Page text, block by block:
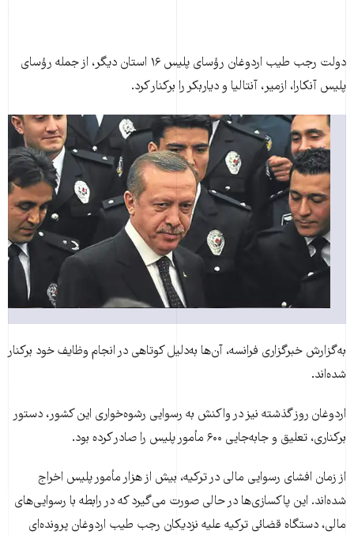
دولت رجب طيب اردوغان رؤسای پلیس ۱۶ استان دیگر، از جمله رؤسای
پلیس آنکارا، ازمیر، آنتالیا و دیاربکر را برکنار کرد.
به‌گزارش خبرگزاری فرانسه، آن‌ها به‌دليل کوتاهی در انجام وظایف خود برکنار
شده‌اند.
اردوغان روز گذشته نيز در واکنش به رسوایی رشوه‌خواری این کشور، دستور
برکناری، تعلیق و جابه‌جایی ۶۰۰ مأمور پلیس را صادر کرده بود.
از زمان افشای رسوايی مالی در ترکیه، بیش از هزار مأمور پلیس اخراج
شده‌اند. اين پاکسازی‌ها در حالی صورت می‌گيرد که در رابطه با رسوايی‌های
مالی، دستگاه قضائی ترکيه عليه نزديکان رجب طيب اردوغان پرونده‌ای